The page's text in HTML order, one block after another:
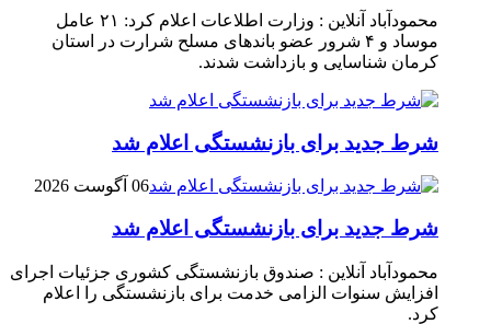
محمودآباد آنلاین : وزارت اطلاعات اعلام کرد: ۲۱ عامل
موساد و ۴ شرور عضو باند‌های مسلح شرارت در استان
کرمان شناسایی و بازداشت شدند.
شرط جدید برای بازنشستگی اعلام شد
06 آگوست 2026
شرط جدید برای بازنشستگی اعلام شد
محمودآباد آنلاین : صندوق بازنشستگی کشوری جزئیات اجرای
افزایش سنوات الزامی خدمت برای بازنشستگی را اعلام
کرد.